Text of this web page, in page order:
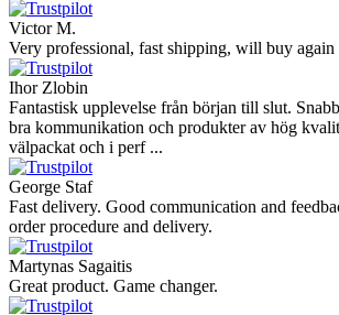
Victor M.
Very professional, fast shipping, will buy again
Ihor Zlobin
Fantastisk upplevelse från början till slut.
bra kommunikation och produkter av hög
välpackat och i perf ...
George Staf
Fast delivery. Good communication and
order procedure and delivery.
Martynas Sagaitis
Great product. Game changer.